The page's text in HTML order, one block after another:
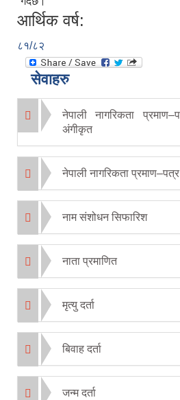
आर्थिक वर्ष:
८१/८२
सेवाहरु
नेपाली नागरिकता
अंगीकृत
नेपाली नागरिकता
नाम संशोधन सिफारिश
नाता प्रमाणित
मृत्यु दर्ता
बिवाह दर्ता
जन्म दर्ता